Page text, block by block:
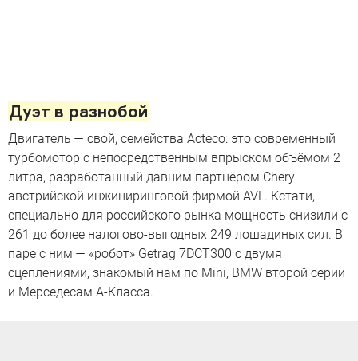
Дуэт в разнобой
Двигатель — свой, семейства Acteco: это современный
турбомотор с непосредственным впрыском объёмом 2
литра, разработанный давним партнёром Chery —
австрийской инжиниринговой фирмой AVL. Кстати,
специально для российского рынка мощность снизили с
261 до более налогово-выгодных 249 лошадиных сил. В
паре с ним — «робот» Getrag 7DCT300 с двумя
сцеплениями, знакомый нам по Mini, BMW второй серии
и Мерседесам А-Класса.